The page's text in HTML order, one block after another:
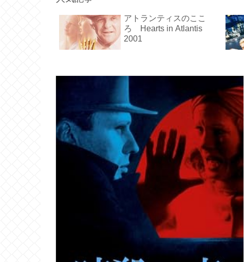
アトランティスのここ
ろ Hearts in Atlantis
2001